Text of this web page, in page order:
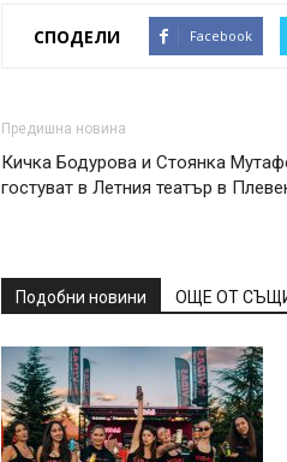
СПОДЕЛИ Facebook
Предишна новина
Кичка Бодурова и Стоянка
гостуват в Летния театър в
Подобни новини ОЩЕ ОТ